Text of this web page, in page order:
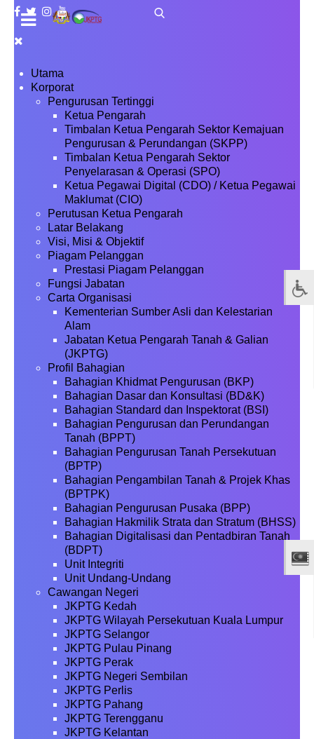
Utama
Korporat
Pengurusan Tertinggi
Ketua Pengarah
Timbalan Ketua Pengarah Sektor Kemajuan
Pengurusan & Perundangan (SKPP)
Timbalan Ketua Pengarah Sektor
Penyelarasan & Operasi (SPO)
Ketua Pegawai Digital (CDO) / Ketua Pegawai
Maklumat (CIO)
Perutusan Ketua Pengarah
Latar Belakang
Visi, Misi & Objektif
Piagam Pelanggan
Prestasi Piagam Pelanggan
Fungsi Jabatan
Carta Organisasi
Kementerian Sumber Asli dan Kelestarian
Alam
Jabatan Ketua Pengarah Tanah & Galian
(JKPTG)
Profil Bahagian
Bahagian Khidmat Pengurusan (BKP)
Bahagian Dasar dan Konsultasi (BD&K)
Bahagian Standard dan Inspektorat (BSI)
Bahagian Pengurusan dan Perundangan
Tanah (BPPT)
Bahagian Pengurusan Tanah Persekutuan
(BPTP)
Bahagian Pengambilan Tanah & Projek Khas
(BPTPK)
Bahagian Pengurusan Pusaka (BPP)
Bahagian Hakmilik Strata dan Stratum (BHSS)
Bahagian Digitalisasi dan Pentadbiran Tanah
(BDPT)
Unit Integriti
Unit Undang-Undang
Cawangan Negeri
JKPTG Kedah
JKPTG Wilayah Persekutuan Kuala Lumpur
JKPTG Selangor
JKPTG Pulau Pinang
JKPTG Perak
JKPTG Negeri Sembilan
JKPTG Perlis
JKPTG Pahang
JKPTG Terengganu
JKPTG Kelantan